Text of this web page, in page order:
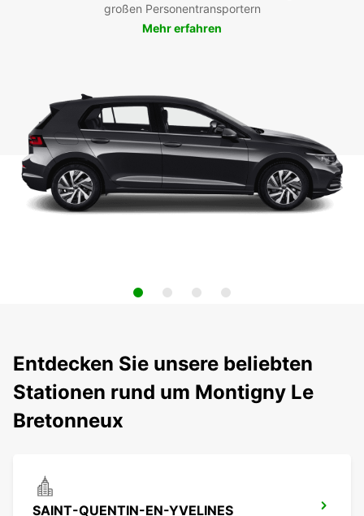
großen Personentransportern
Mehr erfahren
Entdecken Sie unsere beliebten
Stationen rund um Montigny Le
Bretonneux
SAINT-QUENTIN-EN-YVELINES